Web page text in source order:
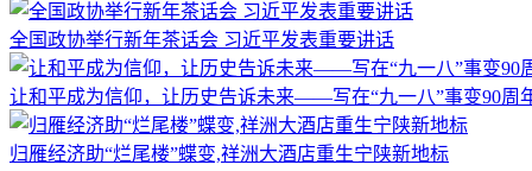
全国政协举行新年茶话会 习近平发表重要讲话
让和平成为信仰，让历史告诉未来——写在“九一八”事变90周
归雁经济助“烂尾楼”蝶变,祥洲大酒店重生宁陕新地标